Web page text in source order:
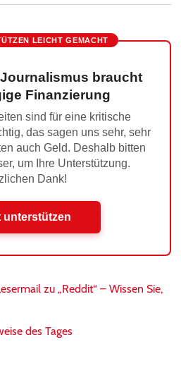
LEICHT GEMACHT
braucht
Finanzierung
sind für eine kritische
das sagen uns sehr, sehr
auch Geld. Deshalb bitten
um Ihre Unterstützung.
Dank!
unterstützen
zu „Reddit“ – Wissen Sie,
des Tages